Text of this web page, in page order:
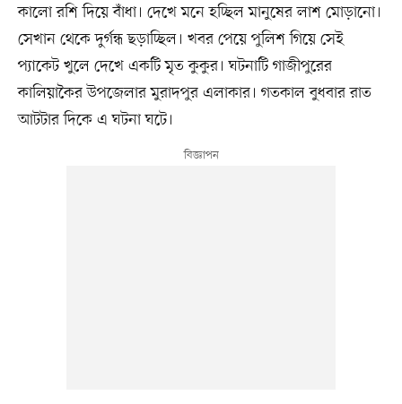
কালো রশি দিয়ে বাঁধা। দেখে মনে হচ্ছিল মানুষের লাশ মোড়ানো।
সেখান থেকে দুর্গন্ধ ছড়াচ্ছিল। খবর পেয়ে পুলিশ গিয়ে সেই
প্যাকেট খুলে দেখে একটি মৃত কুকুর। ঘটনাটি গাজীপুরের
কালিয়াকৈর উপজেলার মুরাদপুর এলাকার। গতকাল বুধবার রাত
আটটার দিকে এ ঘটনা ঘটে।